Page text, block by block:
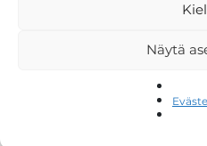
Näytä
Mikä on keltakuume?
Keltakuume on hyttysten levittämä
vakava. Oireisiin voi kuulua